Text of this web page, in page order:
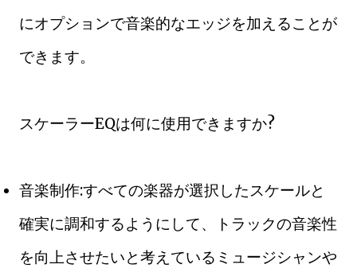
にオプションで音楽的なエッジを加えることが
できます。
スケーラーEQは何に使用できますか?
音楽制作:すべての楽器が選択したスケールと
確実に調和するようにして、トラックの音楽性
を向上させたいと考えているミュージシャンや